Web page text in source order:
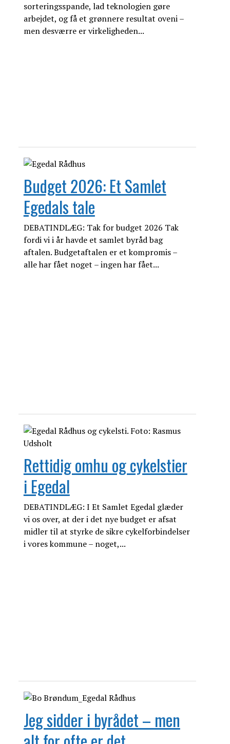
sorteringsspande, lad teknologien gøre
arbejdet, og få et grønnere resultat oveni –
men desværre er virkeligheden...
Budget 2026: Et Samlet
Egedals tale
DEBATINDLÆG: Tak for budget 2026 Tak
fordi vi i år havde et samlet byråd bag
aftalen. Budgetaftalen er et kompromis –
alle har fået noget – ingen har fået...
Rettidig omhu og cykelstier
i Egedal
DEBATINDLÆG: I Et Samlet Egedal glæder
vi os over, at der i det nye budget er afsat
midler til at styrke de sikre cykelforbindelser
i vores kommune – noget,...
Jeg sidder i byrådet – men